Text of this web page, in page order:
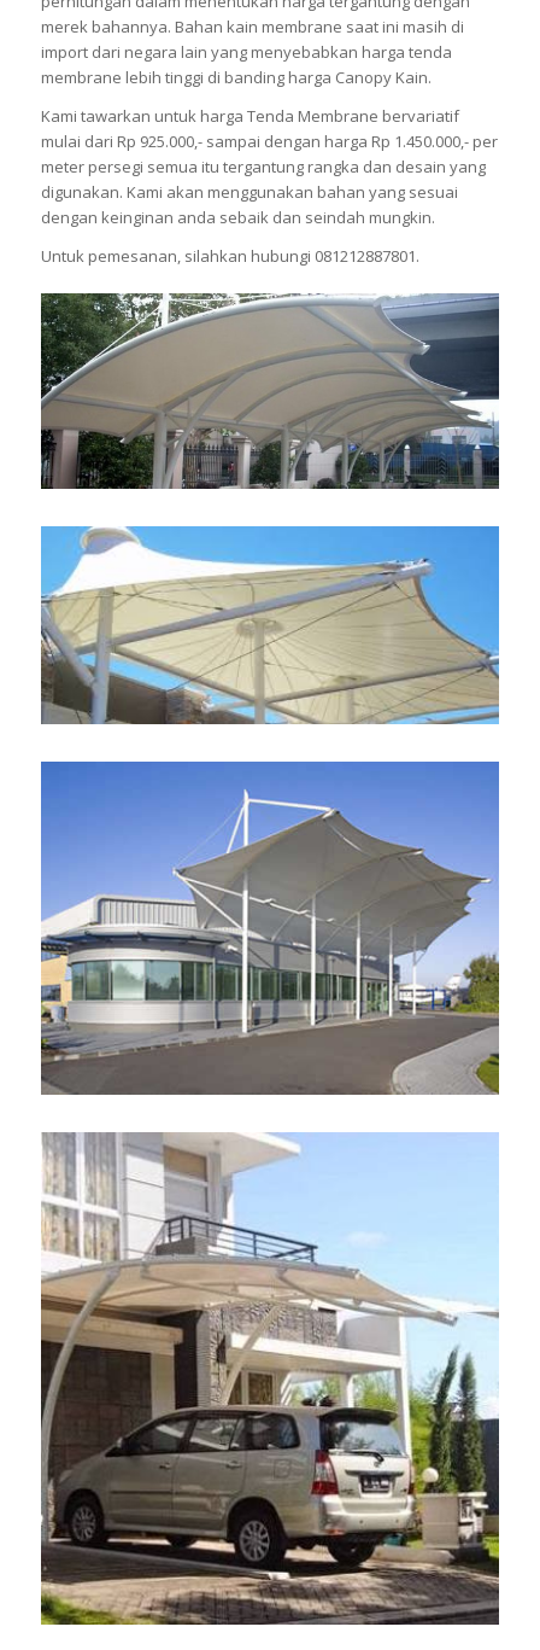
merek bahannya. Bahan kain membrane saat ini masih di
import dari negara lain yang menyebabkan harga tenda
membrane lebih tinggi di banding harga Canopy Kain.
Kami tawarkan untuk harga Tenda Membrane bervariatif
mulai dari Rp 925.000,- sampai dengan harga Rp 1.450.000,- per
meter persegi semua itu tergantung rangka dan desain yang
digunakan. Kami akan menggunakan bahan yang sesuai
dengan keinginan anda sebaik dan seindah mungkin.
Untuk pemesanan, silahkan hubungi 081212887801.